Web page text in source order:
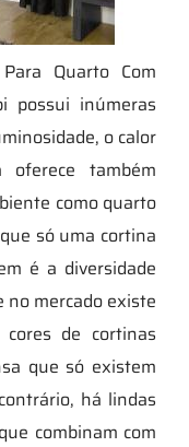
Quarto Com
possui inúmeras
o calor
também
como quarto
só uma cortina
é a diversidade
no mercado existe
de cortinas
que só existem
há lindas
combinam com